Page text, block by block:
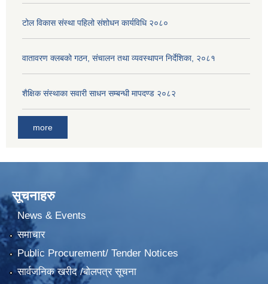
टोल विकास संस्था पहिलो संशोधन कार्यविधि २०८०
वातावरण क्लबको गठन, संचालन तथा व्यवस्थापन निर्देशिका, २०८१
शैक्षिक संस्थाका सवारी साधन सम्बन्धी मापदण्ड २०८२
more
सूचनाहरु
News & Events
समाचार
Public Procurement/ Tender Notices
सार्वजनिक खरीद /बोलपत्र सूचना